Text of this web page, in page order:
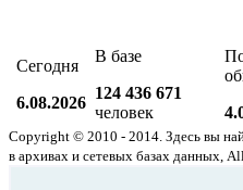
Сегодня
6.08.2026
В базе
124 436 671
человек
Copyright © 2010 - 2014. Здесь вы
в архивах и сетевых базах данных,